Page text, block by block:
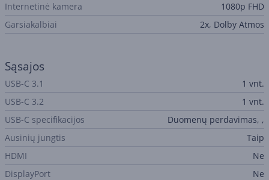
Internetinė kamera
1080p FHD
Garsiakalbiai
2x, Dolby Atmos
Sąsajos
USB-C 3.1
1 vnt.
USB-C 3.2
1 vnt.
USB-C specifikacijos
Duomenų perdavimas, ,
Ausinių jungtis
Taip
HDMI
Ne
DisplayPort
Ne